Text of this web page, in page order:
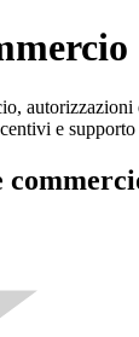
autorizzazioni
e supporto